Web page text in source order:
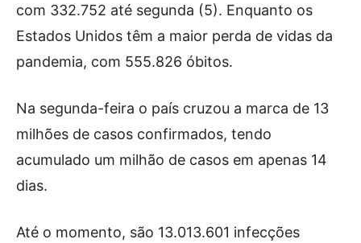
com 332.752 até segunda (5). Enquanto os
Estados Unidos têm a maior perda de vidas da
pandemia, com 555.826 óbitos.
Na segunda-feira o país cruzou a marca de 13
milhões de casos confirmados, tendo
acumulado um milhão de casos em apenas 14
dias.
Até o momento, são 13.013.601 infecções